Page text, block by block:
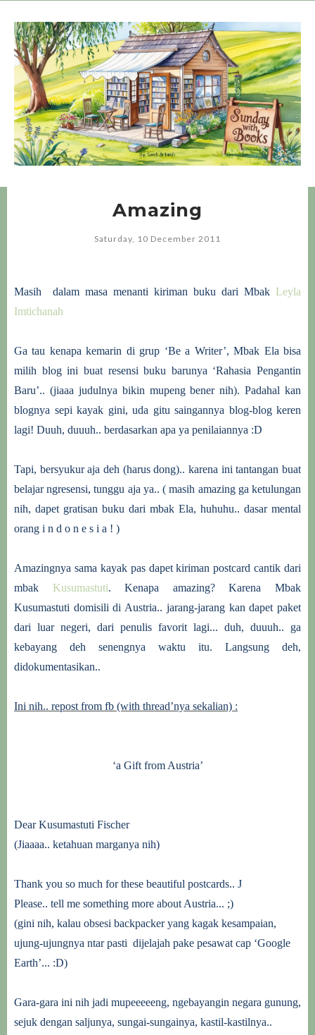
Amazing
Saturday, 10 December 2011
Masih dalam masa menanti kiriman buku dari Mbak Leyla
Imtichanah
Ga tau kenapa kemarin di grup ‘Be a Writer’, Mbak Ela bisa
milih blog ini buat resensi buku barunya ‘Rahasia Pengantin
Baru’.. (jiaaa judulnya bikin mupeng bener nih). Padahal kan
blognya sepi kayak gini, uda gitu saingannya blog-blog keren
lagi! Duuh, duuuh.. berdasarkan apa ya penilaiannya :D
Tapi, bersyukur aja deh (harus dong).. karena ini tantangan buat
belajar ngresensi, tunggu aja ya.. ( masih amazing ga ketulungan
nih, dapet gratisan buku dari mbak Ela, huhuhu.. dasar mental
orang i n d o n e s i a ! )
Amazingnya sama kayak pas dapet kiriman postcard cantik dari
mbak Kusumastuti. Kenapa amazing? Karena Mbak
Kusumastuti domisili di Austria.. jarang-jarang kan dapet paket
dari luar negeri, dari penulis favorit lagi... duh, duuuh.. ga
kebayang deh senengnya waktu itu. Langsung deh,
didokumentasikan..
Ini nih.. repost from fb (with thread’nya sekalian) :
‘a Gift from Austria’
Dear Kusumastuti Fischer
(Jiaaaa.. ketahuan marganya nih)
Thank you so much for these beautiful postcards.. J
Please.. tell me something more about Austria... ;)
(gini nih, kalau obsesi backpacker yang kagak kesampaian,
ujung-ujungnya ntar pasti dijelajah pake pesawat cap ‘Google
Earth’... :D)
Gara-gara ini nih jadi mupeeeeeng, ngebayangin negara gunung,
sejuk dengan saljunya, sungai-sungainya, kastil-kastilnya..